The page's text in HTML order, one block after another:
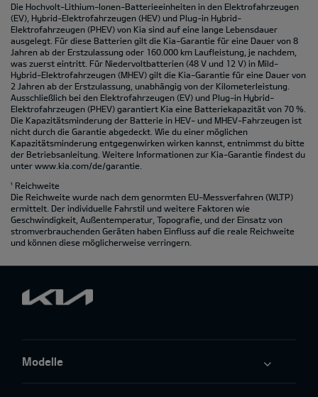
Die Hochvolt-Lithium-Ionen-Batterieeinheiten in den Elektrofahrzeugen
(EV), Hybrid-Elektrofahrzeugen (HEV) und Plug-in Hybrid-
Elektrofahrzeugen (PHEV) von Kia sind auf eine lange Lebensdauer
ausgelegt. Für diese Batterien gilt die Kia-Garantie für eine Dauer von 8
Jahren ab der Erstzulassung oder 160.000 km Laufleistung, je nachdem,
was zuerst eintritt. Für Niedervoltbatterien (48 V und 12 V) in Mild-
Hybrid-Elektrofahrzeugen (MHEV) gilt die Kia-Garantie für eine Dauer von
2 Jahren ab der Erstzulassung, unabhängig von der Kilometerleistung.
Ausschließlich bei den Elektrofahrzeugen (EV) und Plug-in Hybrid-
Elektrofahrzeugen (PHEV) garantiert Kia eine Batteriekapazität von 70 %.
Die Kapazitätsminderung der Batterie in HEV- und MHEV-Fahrzeugen ist
nicht durch die Garantie abgedeckt. Wie du einer möglichen
Kapazitätsminderung entgegenwirken wirken kannst, entnimmst du bitte
der Betriebsanleitung. Weitere Informationen zur Kia-Garantie findest du
unter www.kia.com/de/garantie.
¹ Reichweite
Die Reichweite wurde nach dem genormten EU-Messverfahren (WLTP)
ermittelt. Der individuelle Fahrstil und weitere Faktoren wie
Geschwindigkeit, Außentemperatur, Topografie‚ und der Einsatz von
stromverbrauchenden Geräten haben Einfluss auf die reale Reichweite
und können diese möglicherweise verringern.
Modelle